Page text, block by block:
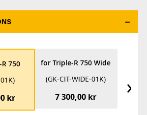
750
kr
for Triple-R 750 Wide
(GK-CIT-WIDE-01K)
7 300,00 kr ›